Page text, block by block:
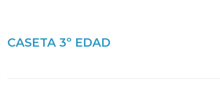
CASETA 3º EDAD